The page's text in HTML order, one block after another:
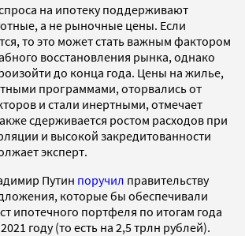
на ипотеку поддерживают
а не рыночные цены. Если
то это может стать важным фактором
восстановления рынка, однако
до конца года. Цены на жилье,
программами, оторвались от
и стали инертными, отмечает
сдерживается ростом расходов при
и высокой закредитованности
эксперт.
Путин поручил правительству
которые бы обеспечивали
ипотечного портфеля по итогам года
году (то есть на 2,5 трлн рублей).